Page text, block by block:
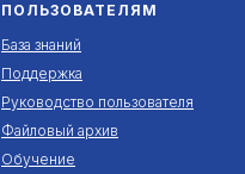
ПОЛЬЗОВАТЕЛЯМ
База знаний
Поддержка
Руководство пользователя
Файловый архив
Обучение